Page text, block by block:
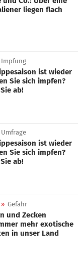
liegen flach
Impfung
Sie sich impfen?
ab!
Umfrage
Sie sich impfen?
ab!
» Gefahr
mehr exotische
in unser Land